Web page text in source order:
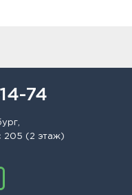
74
205 (2 этаж)